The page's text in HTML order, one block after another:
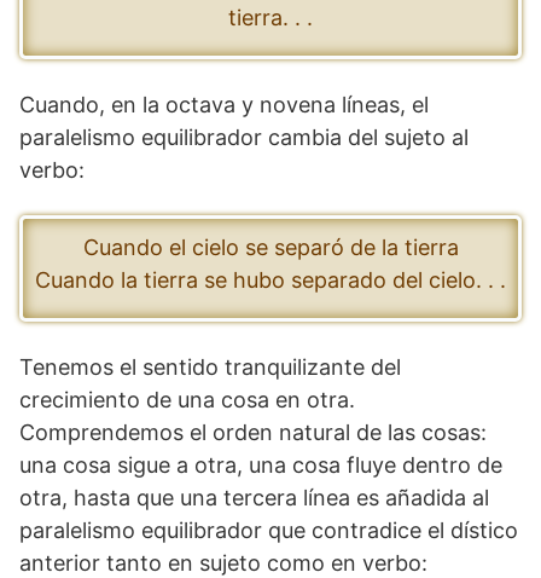
tierra. . .
Cuando, en la octava y novena líneas, el
paralelismo equilibrador cambia del sujeto al
verbo:
Cuando el cielo se separó de la tierra
Cuando la tierra se hubo separado del cielo. . .
Tenemos el sentido tranquilizante del
crecimiento de una cosa en otra.
Comprendemos el orden natural de las cosas:
una cosa sigue a otra, una cosa fluye dentro de
otra, hasta que una tercera línea es añadida al
paralelismo equilibrador que contradice el dístico
anterior tanto en sujeto como en verbo: